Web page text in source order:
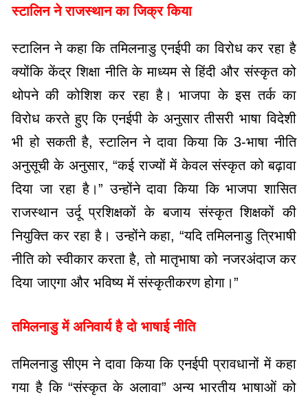
स्टालिन ने राजस्थान का जिक्र किया
स्टालिन ने कहा कि तमिलनाडु एनईपी का विरोध कर रहा है
क्योंकि केंद्र शिक्षा नीति के माध्यम से हिंदी और संस्कृत को
थोपने की कोशिश कर रहा है। भाजपा के इस तर्क का
विरोध करते हुए कि एनईपी के अनुसार तीसरी भाषा विदेशी
भी हो सकती है, स्टालिन ने दावा किया कि 3-भाषा नीति
अनुसूची के अनुसार, “कई राज्यों में केवल संस्कृत को बढ़ावा
दिया जा रहा है।” उन्होंने दावा किया कि भाजपा शासित
राजस्थान उर्दू प्रशिक्षकों के बजाय संस्कृत शिक्षकों की
नियुक्ति कर रहा है। उन्होंने कहा, “यदि तमिलनाडु त्रिभाषी
नीति को स्वीकार करता है, तो मातृभाषा को नजरअंदाज कर
दिया जाएगा और भविष्य में संस्कृतीकरण होगा।”
तमिलनाडु में अनिवार्य है दो भाषाई नीति
तमिलनाडु सीएम ने दावा किया कि एनईपी प्रावधानों में कहा
गया है कि “संस्कृत के अलावा” अन्य भारतीय भाषाओं को